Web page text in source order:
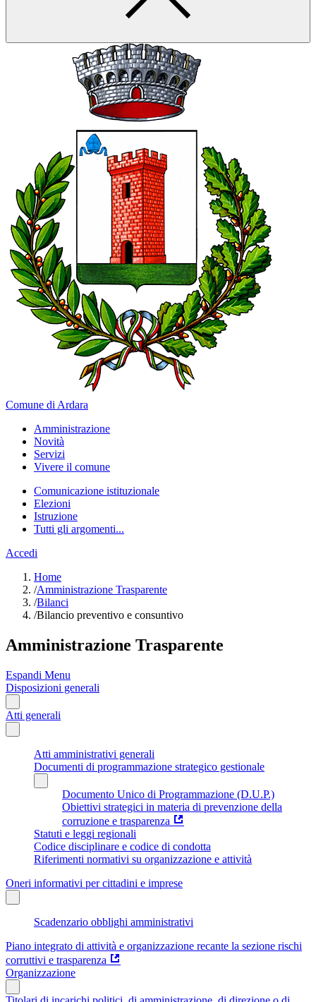
Comune di Ardara
Amministrazione
Novità
Servizi
Vivere il comune
Comunicazione istituzionale
Elezioni
Istruzione
Tutti gli argomenti...
Accedi
Home
/Amministrazione Trasparente
/Bilanci
/Bilancio preventivo e consuntivo
Amministrazione Trasparente
Espandi Menu
Disposizioni generali
Atti generali
Atti amministrativi generali
Documenti di programmazione strategico gestionale
Documento Unico di Programmazione (D.U.P.)
Obiettivi strategici in materia di prevenzione della
corruzione e trasparenza
Statuti e leggi regionali
Codice disciplinare e codice di condotta
Riferimenti normativi su organizzazione e attività
Oneri informativi per cittadini e imprese
Scadenzario obblighi amministrativi
Piano integrato di attività e organizzazione recante la sezione rischi
corruttivi e trasparenza
Organizzazione